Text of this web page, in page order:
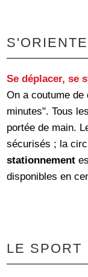
Se déplacer, se
On a coutume de
minutes". Tous
portée de main.
sécurisés ; la
stationnement
disponibles en
LE SPORT